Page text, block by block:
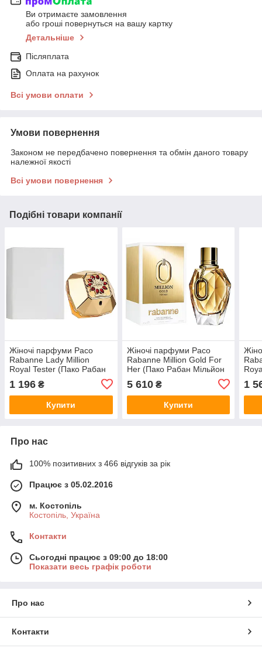
Ви отримаєте замовлення
або гроші повернуться на вашу картку
Детальніше
Післяплата
Оплата на рахунок
Всі умови оплати
Умови повернення
Законом не передбачено повернення та обмін даного товару
належної якості
Всі умови повернення
Подібні товари компанії
Жіночі парфуми Paco
Rabanne Lady Million
Royal Tester (Пако Рабан
Парфумована вода 80 ml/
мл Тестер
1 196 ₴
Купити
Жіночі парфуми Paco
Rabanne Million Gold For
Her (Пако Рабан Мільйон
Парфумована вода 90 ml/
мл
5 610₴
Купити
мл
1
Про нас
100% позитивних з 466 відгуків за рік
Працює з 05.02.2016
м. Костопіль
Костопіль, Україна
Контакти
Сьогодні працює з 09:00 до 18:00
Показати весь графік роботи
Про нас
Контакти